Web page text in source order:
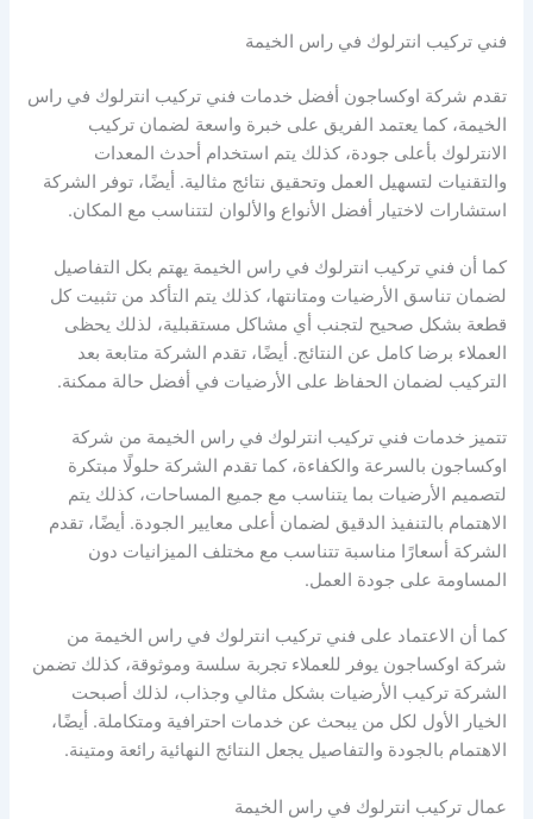
فني تركيب انترلوك في راس الخيمة
تقدم شركة اوكساجون أفضل خدمات فني تركيب انترلوك في راس
الخيمة، كما يعتمد الفريق على خبرة واسعة لضمان تركيب
الانترلوك بأعلى جودة، كذلك يتم استخدام أحدث المعدات
والتقنيات لتسهيل العمل وتحقيق نتائج مثالية. أيضًا، توفر الشركة
استشارات لاختيار أفضل الأنواع والألوان لتتناسب مع المكان.
كما أن فني تركيب انترلوك في راس الخيمة يهتم بكل التفاصيل
لضمان تناسق الأرضيات ومتانتها، كذلك يتم التأكد من تثبيت كل
قطعة بشكل صحيح لتجنب أي مشاكل مستقبلية، لذلك يحظى
العملاء برضا كامل عن النتائج. أيضًا، تقدم الشركة متابعة بعد
التركيب لضمان الحفاظ على الأرضيات في أفضل حالة ممكنة.
تتميز خدمات فني تركيب انترلوك في راس الخيمة من شركة
اوكساجون بالسرعة والكفاءة، كما تقدم الشركة حلولًا مبتكرة
لتصميم الأرضيات بما يتناسب مع جميع المساحات، كذلك يتم
الاهتمام بالتنفيذ الدقيق لضمان أعلى معايير الجودة. أيضًا، تقدم
الشركة أسعارًا مناسبة تتناسب مع مختلف الميزانيات دون
المساومة على جودة العمل.
كما أن الاعتماد على فني تركيب انترلوك في راس الخيمة من
شركة اوكساجون يوفر للعملاء تجربة سلسة وموثوقة، كذلك تضمن
الشركة تركيب الأرضيات بشكل مثالي وجذاب، لذلك أصبحت
الخيار الأول لكل من يبحث عن خدمات احترافية ومتكاملة. أيضًا،
الاهتمام بالجودة والتفاصيل يجعل النتائج النهائية رائعة ومتينة.
عمال تركيب انترلوك في راس الخيمة